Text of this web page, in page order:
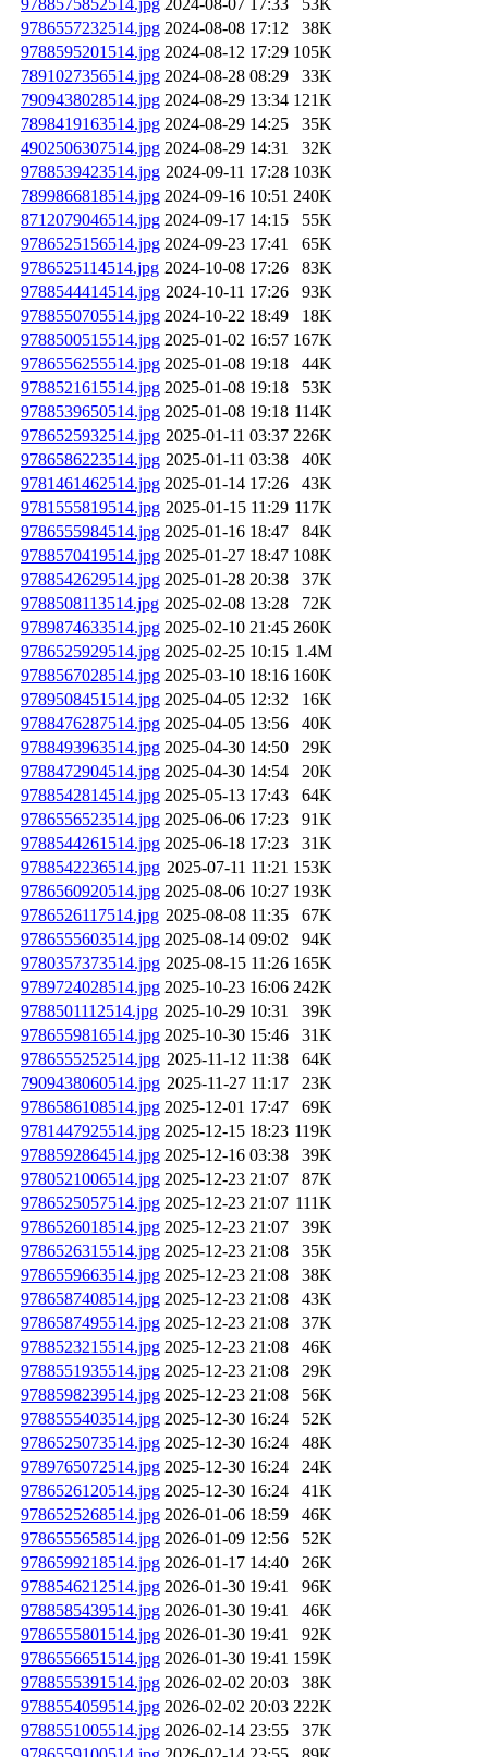
9788575852514.jpg 2024-08-07 17:33
53K
9786557232514.jpg 2024-08-08 17:12
38K
9788595201514.jpg 2024-08-12 17:29 105K
7891027356514.jpg 2024-08-28 08:29
33K
7909438028514.jpg 2024-08-29 13:34 121K
7898419163514.jpg 2024-08-29 14:25
35K
4902506307514.jpg 2024-08-29 14:31
32K
9788539423514.jpg 2024-09-11 17:28 103K
7899866818514.jpg 2024-09-16 10:51 240K
8712079046514.jpg 2024-09-17 14:15
55K
9786525156514.jpg 2024-09-23 17:41
65K
9786525114514.jpg 2024-10-08 17:26
83K
9788544414514.jpg 2024-10-11 17:26
93K
9788550705514.jpg 2024-10-22 18:49
18K
9788500515514.jpg 2025-01-02 16:57 167K
9786556255514.jpg 2025-01-08 19:18
44K
9788521615514.jpg 2025-01-08 19:18
53K
9788539650514.jpg 2025-01-08 19:18 114K
9786525932514.jpg 2025-01-11 03:37 226K
9786586223514.jpg 2025-01-11 03:38
40K
9781461462514.jpg 2025-01-14 17:26
43K
9781555819514.jpg 2025-01-15 11:29 117K
9786555984514.jpg 2025-01-16 18:47
84K
9788570419514.jpg 2025-01-27 18:47 108K
9788542629514.jpg 2025-01-28 20:38
37K
9788508113514.jpg 2025-02-08 13:28
72K
9789874633514.jpg 2025-02-10 21:45 260K
9786525929514.jpg 2025-02-25 10:15 1.4M
9788567028514.jpg 2025-03-10 18:16 160K
9789508451514.jpg 2025-04-05 12:32
16K
9788476287514.jpg 2025-04-05 13:56
40K
9788493963514.jpg 2025-04-30 14:50
29K
9788472904514.jpg 2025-04-30 14:54
20K
9788542814514.jpg 2025-05-13 17:43
64K
9786556523514.jpg 2025-06-06 17:23
91K
9788544261514.jpg 2025-06-18 17:23
31K
9788542236514.jpg 2025-07-11 11:21 153K
9786560920514.jpg 2025-08-06 10:27 193K
9786526117514.jpg 2025-08-08 11:35
67K
9786555603514.jpg 2025-08-14 09:02
94K
9780357373514.jpg 2025-08-15 11:26 165K
9789724028514.jpg 2025-10-23 16:06 242K
9788501112514.jpg 2025-10-29 10:31
39K
9786559816514.jpg 2025-10-30 15:46
31K
9786555252514.jpg 2025-11-12 11:38
64K
7909438060514.jpg 2025-11-27 11:17
23K
9786586108514.jpg 2025-12-01 17:47
69K
9781447925514.jpg 2025-12-15 18:23 119K
9788592864514.jpg 2025-12-16 03:38
39K
9780521006514.jpg 2025-12-23 21:07
87K
9786525057514.jpg 2025-12-23 21:07 111K
9786526018514.jpg 2025-12-23 21:07
39K
9786526315514.jpg 2025-12-23 21:08
35K
9786559663514.jpg 2025-12-23 21:08
38K
9786587408514.jpg 2025-12-23 21:08
43K
9786587495514.jpg 2025-12-23 21:08
37K
9788523215514.jpg 2025-12-23 21:08
46K
9788551935514.jpg 2025-12-23 21:08
29K
9788598239514.jpg 2025-12-23 21:08
56K
9788555403514.jpg 2025-12-30 16:24
52K
9786525073514.jpg 2025-12-30 16:24
48K
9789765072514.jpg 2025-12-30 16:24
24K
9786526120514.jpg 2025-12-30 16:24
41K
9786525268514.jpg 2026-01-06 18:59
46K
9786555658514.jpg 2026-01-09 12:56
52K
9786599218514.jpg 2026-01-17 14:40
26K
9788546212514.jpg 2026-01-30 19:41
96K
9788585439514.jpg 2026-01-30 19:41
46K
9786555801514.jpg 2026-01-30 19:41
92K
9786556651514.jpg 2026-01-30 19:41 159K
9788555391514.jpg 2026-02-02 20:03
38K
9788554059514.jpg 2026-02-02 20:03 222K
9788551005514.jpg 2026-02-14 23:55
37K